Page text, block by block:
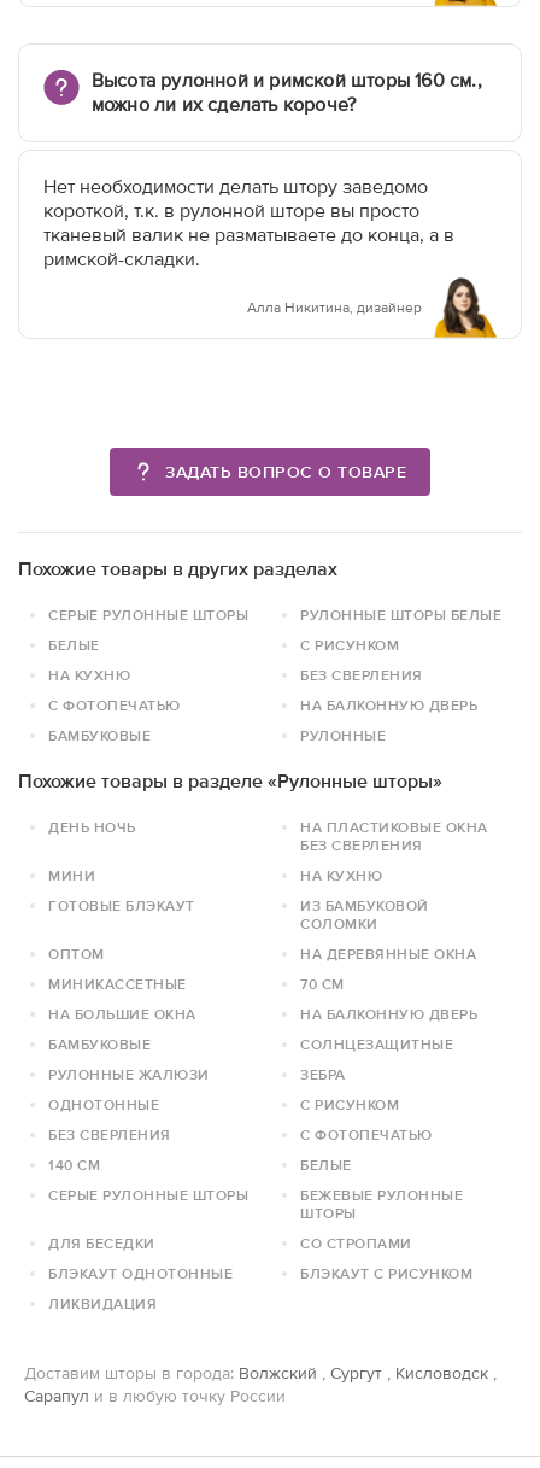
Высота рулонной и римской шторы 160 см.,
можно ли их сделать короче?
Нет необходимости делать штору заведомо
короткой, т.к. в рулонной шторе вы просто
тканевый валик не разматываете до конца, а в
римской-складки.
Алла Никитина, дизайнер
ЗАДАТЬ ВОПРОС О ТОВАРЕ
Похожие товары в других разделах
СЕРЫЕ РУЛОННЫЕ ШТОРЫ
РУЛОННЫЕ ШТОРЫ БЕЛЫЕ
БЕЛЫЕ
С РИСУНКОМ
НА КУХНЮ
БЕЗ СВЕРЛЕНИЯ
С ФОТОПЕЧАТЬЮ
НА БАЛКОННУЮ ДВЕРЬ
БАМБУКОВЫЕ
РУЛОННЫЕ
Похожие товары в разделе «Рулонные шторы»
ДЕНЬ НОЧЬ
НА ПЛАСТИКОВЫЕ ОКНА
БЕЗ СВЕРЛЕНИЯ
МИНИ
НА КУХНЮ
ГОТОВЫЕ БЛЭКАУТ
ИЗ БАМБУКОВОЙ
СОЛОМКИ
ОПТОМ
НА ДЕРЕВЯННЫЕ ОКНА
МИНИКАССЕТНЫЕ
70 СМ
НА БОЛЬШИЕ ОКНА
НА БАЛКОННУЮ ДВЕРЬ
БАМБУКОВЫЕ
СОЛНЦЕЗАЩИТНЫЕ
РУЛОННЫЕ ЖАЛЮЗИ
ЗЕБРА
ОДНОТОННЫЕ
С РИСУНКОМ
БЕЗ СВЕРЛЕНИЯ
С ФОТОПЕЧАТЬЮ
140 СМ
БЕЛЫЕ
СЕРЫЕ РУЛОННЫЕ ШТОРЫ
БЕЖЕВЫЕ РУЛОННЫЕ
ШТОРЫ
ДЛЯ БЕСЕДКИ
СО СТРОПАМИ
БЛЭКАУТ ОДНОТОННЫЕ
БЛЭКАУТ С РИСУНКОМ
ЛИКВИДАЦИЯ
Доставим шторы в города: Волжский , Сургут , Кисловодск ,
Сарапул и в любую точку России